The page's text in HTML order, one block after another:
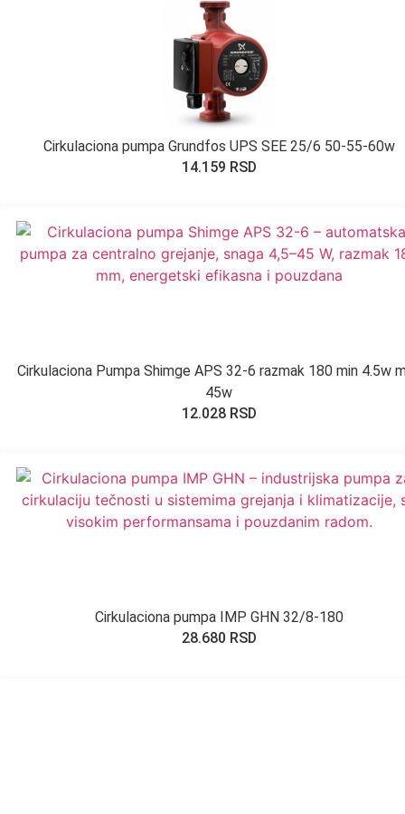
Cirkulaciona pumpa Grundfos UPS SEE 25/6 50-55-60w
14.159 RSD
Cirkulaciona Pumpa Shimge APS 32-6 razmak 180 min 4.5w
45w
12.028 RSD
Cirkulaciona pumpa IMP GHN 32/8-180
28.680 RSD